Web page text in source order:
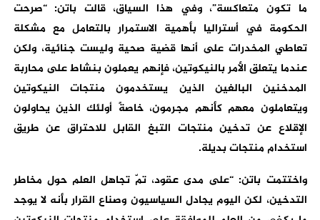
ما تكون متعاكسة”، وفي هذا السياق، قالت باتن: “صرحت
الحكومة في أستراليا بأهمية الاستمرار بالتعامل مع مشكلة
تعاطي المخدرات على أنها قضية صحية وليست جنائية، ولكن
عندما يتعلق الأمر بالنيكوتين، فإنهم يعملون بنشاط على محاربة
المدخنين البالغين الذين يستخدمون منتجات النيكوتين
ويتعاملون معهم كأنهم مجرمون، خاصةً أولئك الذين يحاولون
الإقلاع عن تدخين منتجات التبغ القابل للاحتراق عن طريق
استخدام منتجات بديلة.
واختتمت باتن: “على مدى عقود، تمّ تجاهل العلم حول مخاطر
التدخين، لكن اليوم يجادل السياسيون وصناع القرار بأنه لا يوجد